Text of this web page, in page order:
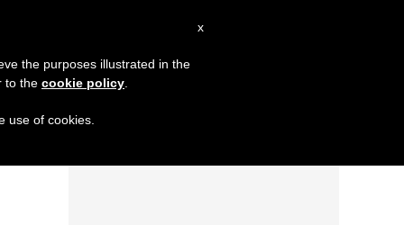
x
the purposes illustrated in the
to the cookie policy
use of cookies.